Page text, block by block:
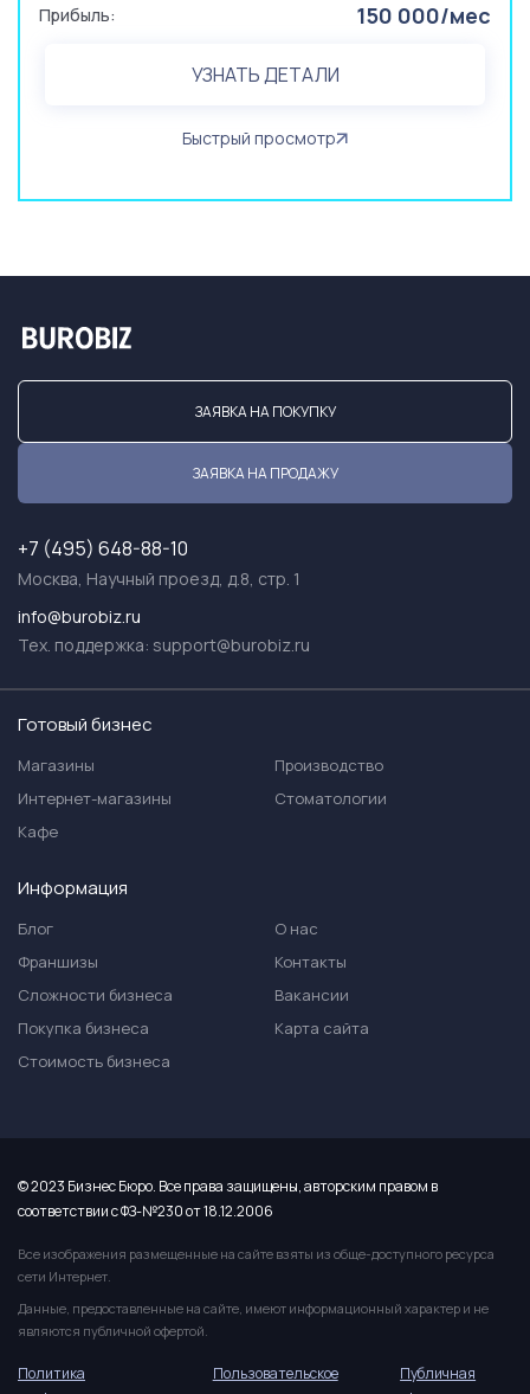
Прибыль: 150 000/мес
УЗНАТЬ ДЕТАЛИ
Быстрый просмотр
ЗАЯВКА НА ПОКУПКУ
ЗАЯВКА НА ПРОДАЖУ
+7 (495) 648-88-10
Москва, Научный проезд, д.8, стр. 1
info@burobiz.ru
Тех. поддержка: support@burobiz.ru
Готовый бизнес
Магазины
Интернет-магазины
Кафе
Производство
Стоматологии
Информация
Блог
Франшизы
Сложности бизнеса
Покупка бизнеса
Стоимость бизнеса
О нас
Контакты
Вакансии
Карта сайта
© 2023 Бизнес Бюро. Все права защищены, авторским правом в
соответствии с ФЗ-№230 от 18.12.2006
Все изображения размещенные на сайте взяты из обще-доступного ресурса
сети Интернет.
Данные, предоставленные на сайте, имеют информационный характер и не
являются публичной офертой.
Политика
Пользовательское
Публичная